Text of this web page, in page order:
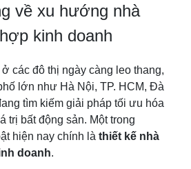
về xu hướng nhà
kinh doanh
các đô thị ngày càng leo thang,
lớn như Hà Nội, TP. HCM, Đà
tìm kiếm giải pháp tối ưu hóa
trị bất động sản. Một trong
hiện nay chính là thiết kế nhà
doanh.